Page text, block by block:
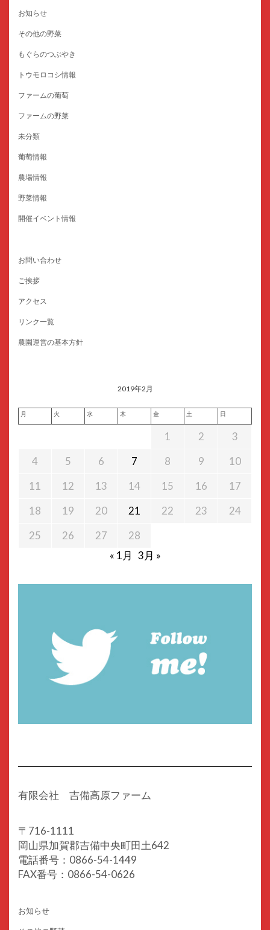
お知らせ
その他の野菜
もぐらのつぶやき
トウモロコシ情報
ファームの葡萄
ファームの野菜
未分類
葡萄情報
農場情報
野菜情報
開催イベント情報
お問い合わせ
ご挨拶
アクセス
リンク一覧
農園運営の基本方針
2019年2月
月 火 水 木 金 土 日
1 2
3
4
5 6 7 8 9
10
11
12 13 14 15 16
17
18
19 20 21 22 23
24
25
26 27
28
« 1月 3月 »
有限会社 吉備高原ファーム
〒716-1111
岡山県加賀郡吉備中央町田土642
電話番号：0866-54-1449
FAX番号：0866-54-0626
お知らせ